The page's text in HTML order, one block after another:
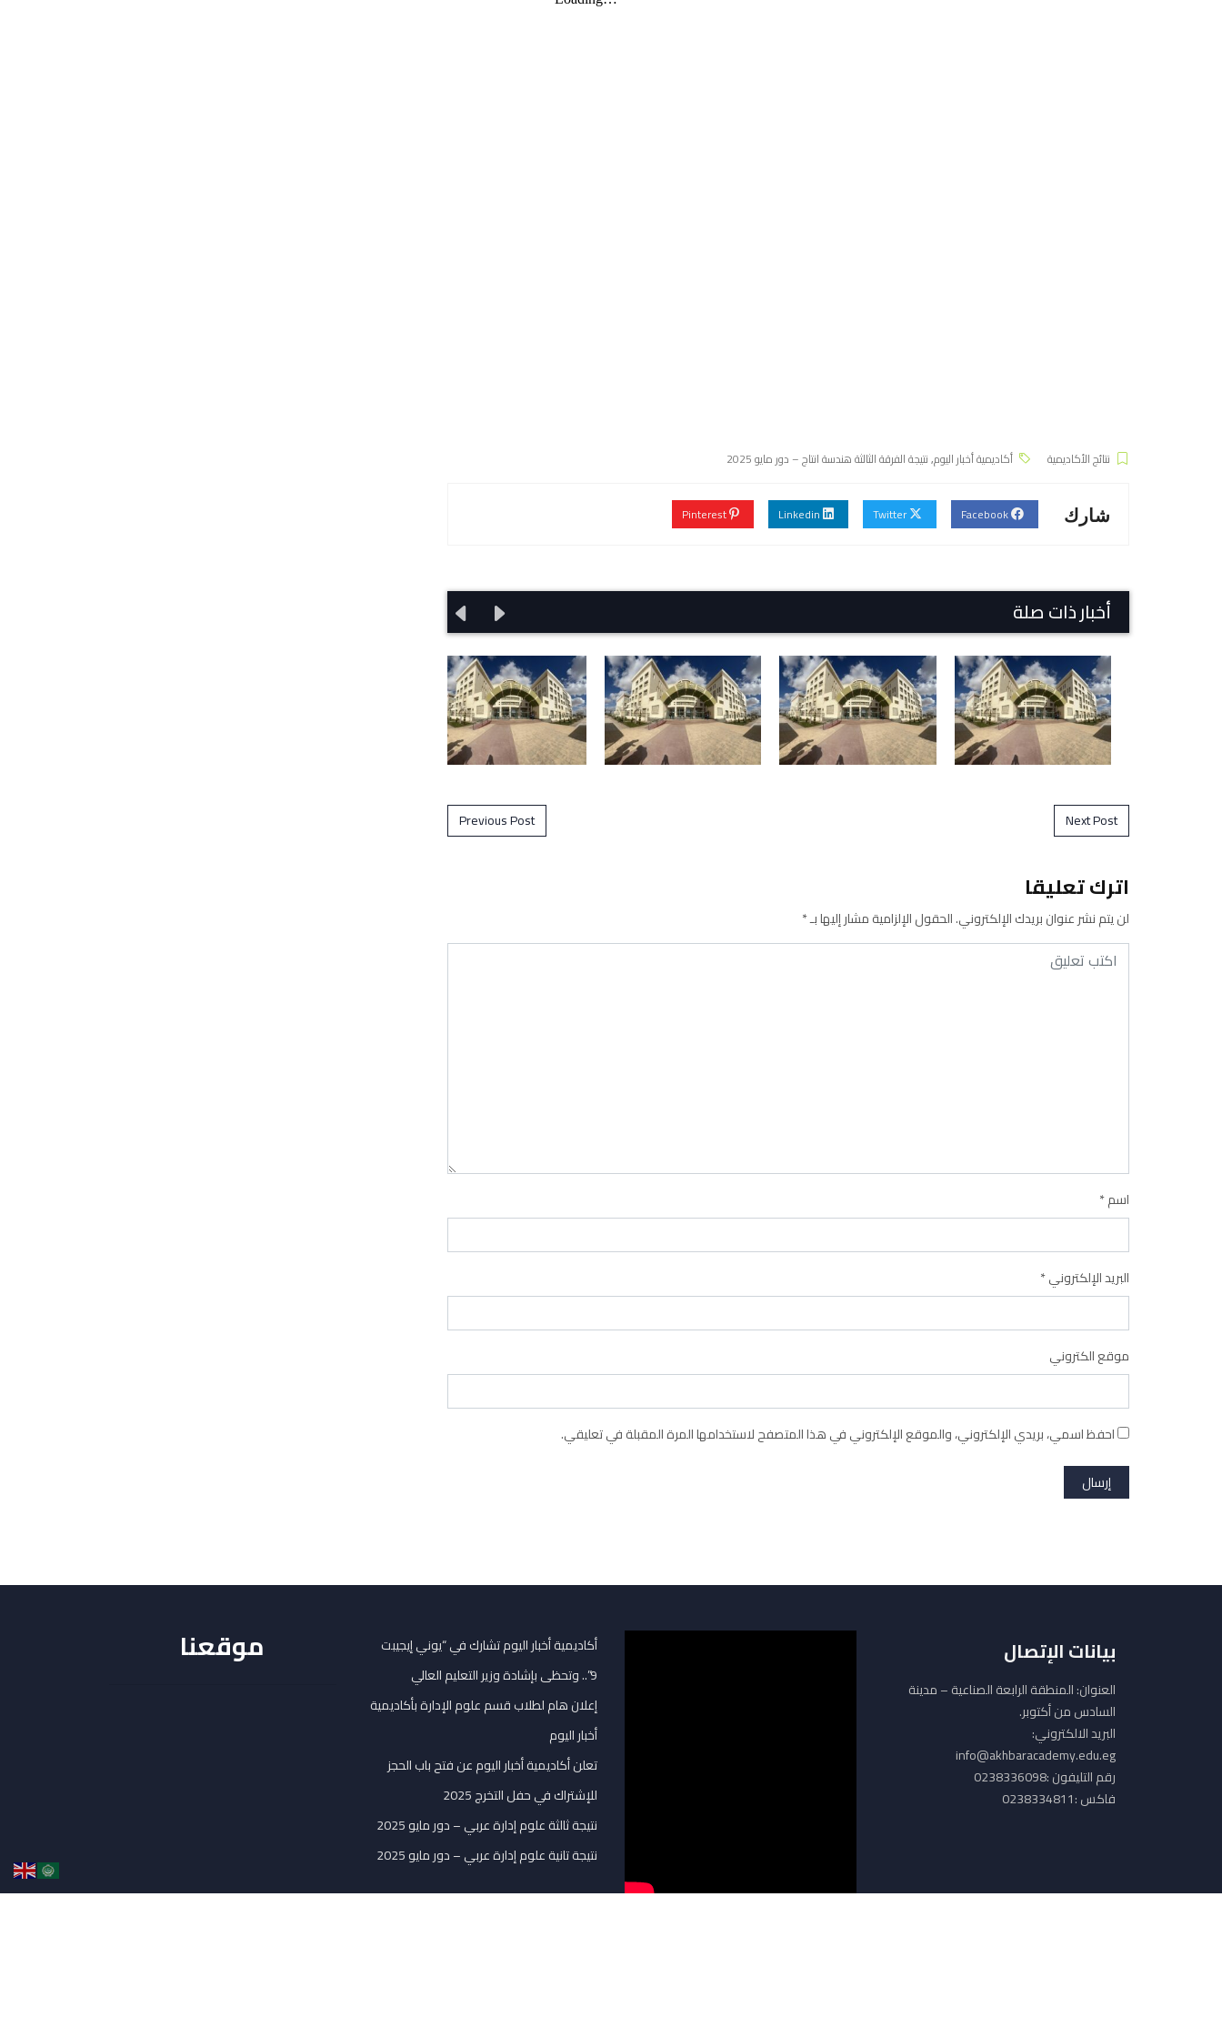
نتائج الأكاديمية أكاديمية أخبار اليوم,نتيجة الفرقة الثالثة هندسة انتاج – دور مايو 2025
شارك Twitter
أخبار ذات صلة
Post navigation
Previous Post Next Post
اترك تعليقا
لن يتم نشر عنوان بريدك الإلكتروني.الحقول الإلزامية مشار إليها بـ*
اسم*
البريد الإلكتروني*
موقع الكتروني
احفظ اسمي، بريدي الإلكتروني، والموقع الإلكتروني في هذا المتصفح لاستخدامها المرة المقبلة في تعليقي.
بيانات الإتصال
العنوان: المنطقة الرابعة الصناعية – مدينة
السادس من أكتوبر.
البريد الالكتروني:
info@akhbaracademy.edu.eg
رقم التليفون :0238336098
فاكس :0238334811
أكاديمية أخبار اليوم تشارك في “يوني إيجيبت
9”.. وتحظى بإشادة وزير التعليم العالي
إعلان هام لطلاب قسم علوم الإدارة بأكاديمية
أخبار اليوم
تعلن أكاديمية أخبار اليوم عن فتح باب الحجز
للإشتراك في حفل التخرج 2025
نتيجة ثالثة علوم إدارة عربي – دور مايو 2025
نتيجة تانية علوم إدارة عربي – دور مايو 2025
موقعنا